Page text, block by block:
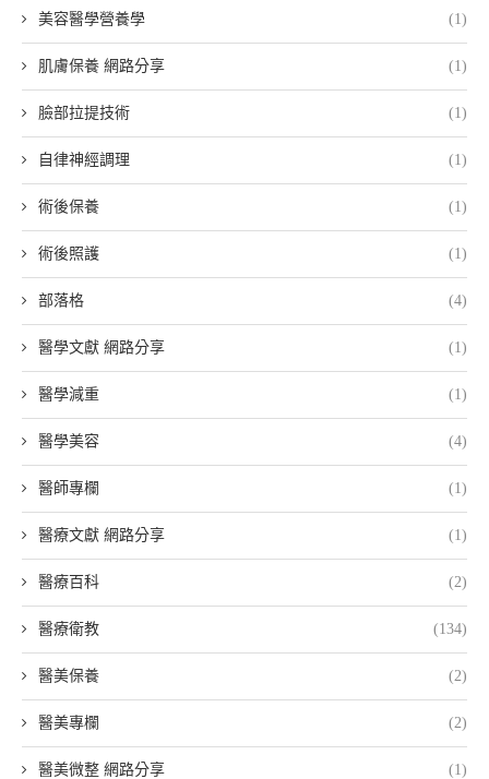
美容醫學營養學 (1)
肌膚保養 網路分享 (1)
臉部拉提技術 (1)
自律神經調理 (1)
術後保養 (1)
術後照護 (1)
部落格 (4)
醫學文獻 網路分享 (1)
醫學減重 (1)
醫學美容 (4)
醫師專欄 (1)
醫療文獻 網路分享 (1)
醫療百科 (2)
醫療衛教 (134)
醫美保養 (2)
醫美專欄 (2)
醫美微整 網路分享 (1)